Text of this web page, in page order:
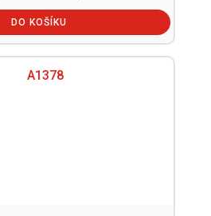
DO KOŠÍKU